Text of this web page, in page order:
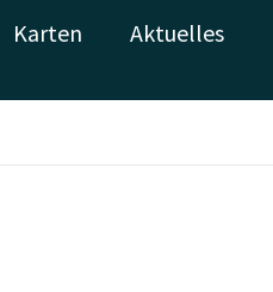
Karten Aktuelles